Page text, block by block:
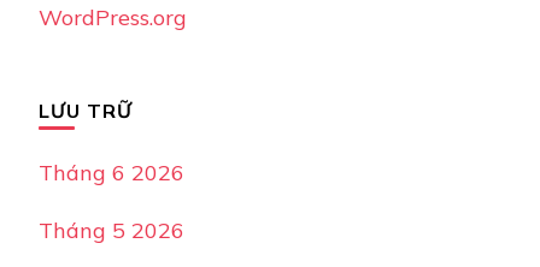
WordPress.org
LƯU TRỮ
Tháng 6 2026
Tháng 5 2026